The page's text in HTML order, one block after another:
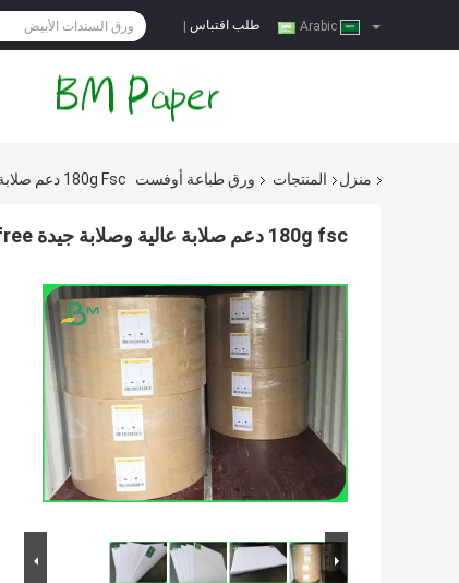
طلب اقتباس
منزل المنتجات ورق طباعة أوفست 180g Fsc دعم صلابة عالية وصلابة جيدة Woodfree ورقة في لفة
180g fsc دعم صلابة عالية وصلابة جيدة woodfree ورقة في لفة